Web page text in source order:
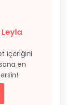
Leyla
içeriğini
en